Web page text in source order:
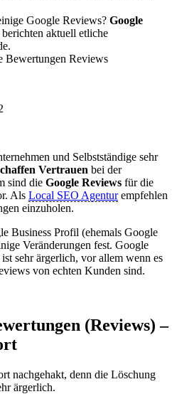
Google Reviews? Google
berichten aktuell etliche
und Selbstständige sehr
Vertrauen bei der
sind die Google Reviews für die
Als Local SEO Agenturempfehlen
einzuholen.
Business Profil (ehemals Google
Veränderungen fest. Google
sehr ärgerlich, vor allem wenn es
von echten Kunden sind.
(Reviews) –
nachgehakt, denn die Löschung
ärgerlich.